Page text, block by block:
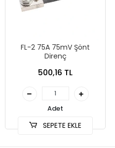
FL-2 75A 75mV Şönt
Direnç
500,16 TL
Adet
SEPETE EKLE